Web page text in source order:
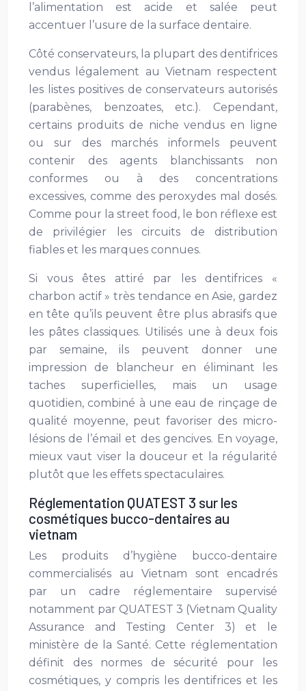
l’alimentation est acide et salée peut
accentuer l’usure de la surface dentaire.
Côté conservateurs, la plupart des dentifrices
vendus légalement au Vietnam respectent
les listes positives de conservateurs autorisés
(parabènes, benzoates, etc.). Cependant,
certains produits de niche vendus en ligne
ou sur des marchés informels peuvent
contenir des agents blanchissants non
conformes ou à des concentrations
excessives, comme des peroxydes mal dosés.
Comme pour la street food, le bon réflexe est
de privilégier les circuits de distribution
fiables et les marques connues.
Si vous êtes attiré par les dentifrices «
charbon actif » très tendance en Asie, gardez
en tête qu’ils peuvent être plus abrasifs que
les pâtes classiques. Utilisés une à deux fois
par semaine, ils peuvent donner une
impression de blancheur en éliminant les
taches superficielles, mais un usage
quotidien, combiné à une eau de rinçage de
qualité moyenne, peut favoriser des micro-
lésions de l’émail et des gencives. En voyage,
mieux vaut viser la douceur et la régularité
plutôt que les effets spectaculaires.
Réglementation QUATEST 3 sur les
cosmétiques bucco-dentaires au
vietnam
Les produits d’hygiène bucco-dentaire
commercialisés au Vietnam sont encadrés
par un cadre réglementaire supervisé
notamment par QUATEST 3 (Vietnam Quality
Assurance and Testing Center 3) et le
ministère de la Santé. Cette réglementation
définit des normes de sécurité pour les
cosmétiques, y compris les dentifrices et les